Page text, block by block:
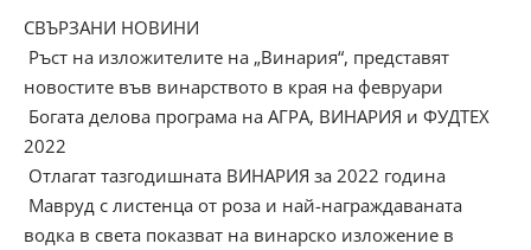
СВЪРЗАНИ НОВИНИ
Ръст на изложителите на „Винария“, представят
новостите във винарството в края на февруари
Богата делова програма на АГРА, ВИНАРИЯ и ФУДТЕХ
2022
Отлагат тазгодишната ВИНАРИЯ за 2022 година
Мавруд с листенца от роза и най-награждаваната
водка в света показват на винарско изложение в